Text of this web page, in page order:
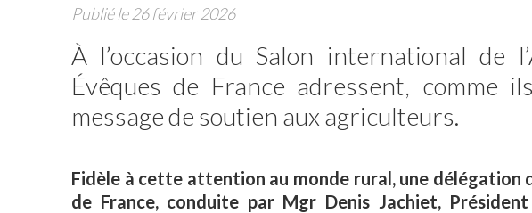
Publié le 26 février 2026
À l’occasion du Salon international de
Évêques de France adressent, comme
message de soutien aux agriculteurs.
Fidèle à cette attention au monde rural, une délégation
de France, conduite par Mgr Denis Jachiet,